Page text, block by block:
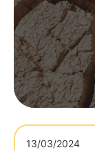
13/03/2024